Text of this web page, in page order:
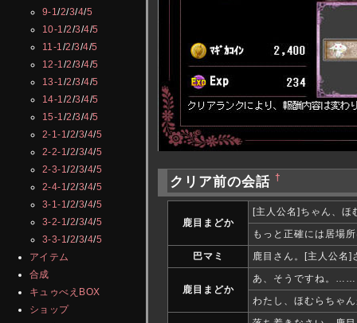
9-1/2/3/4/5
10-1 /2/3/4/5
11-1 /2/3/4/5
12-1 /2/3/4/5
13-1 /2/3/4/5
14-1 /2/3/4/5
15-1 /2/3/4/5
2-1-1/2/3/4/5
2-2-1/2/3/4/5
2-3-1/2/3/4/5
2-4-1/2/3/4/5
3-1-1/2/3/4/5
3-2-1/2/3/4/5
3-3-1/2/3/4/5
アイテム
合成
キュゥべえBOX
ショップ
クリア前の会話 †
鹿目まどか
[主人公名]ちゃん、ほ
もっと正確には居場
巴マミ
鹿目さん。[主人公名]
鹿目まどか
あ、そうですね。……
わたし、ほむらちゃ